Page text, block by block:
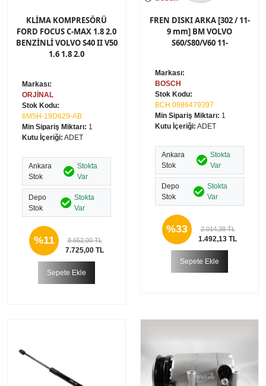
KLİMA KOMPRESÖRÜ
FORD FOCUS C-MAX 1.8 2.0
BENZİNLİ VOLVO S40 II V50
1.6 1.8 2.0
Markası:
ORJİNAL
Stok Kodu:
6M5H-19D629-AB
Min Sipariş Miktarı: 1
Kutu İçeriği: ADET
Ankara
Stok
Stokta
Var
Depo
Stok
Stokta
Var
%11 8.652,00 TL
7.725,00 TL
Sepete Ekle
FREN DISKI ARKA [302 / 11-
9 mm] BM VOLVO
S60/S80/V60 11-
Markası:
BOSCH
Stok Kodu:
BCH 0986479397
Min Sipariş Miktarı: 1
Kutu İçeriği: ADET
Ankara
Stok
Stokta
Var
Depo
Stok
Stokta
Var
%33 2.014,38 TL
1.492,13 TL
Sepete Ekle